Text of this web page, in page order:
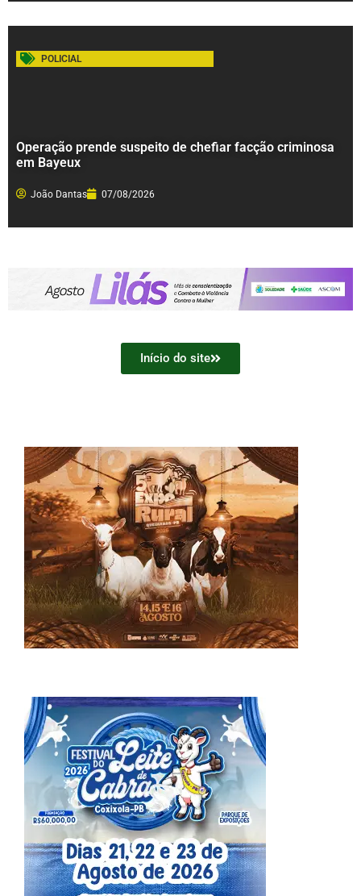
POLICIAL
Operação prende suspeito de chefiar facção criminosa
em Bayeux
João Dantas 07/08/2026
Início do site